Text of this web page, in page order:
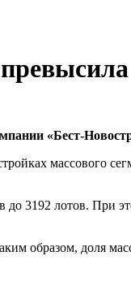
«Бест-
массового
до 3192 лотов. При
образом, доля